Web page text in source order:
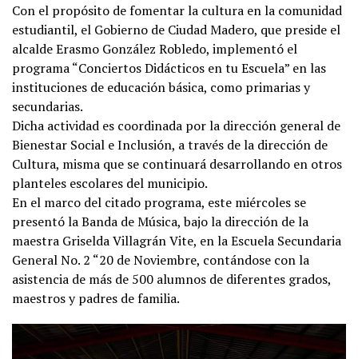
Con el propósito de fomentar la cultura en la comunidad
estudiantil, el Gobierno de Ciudad Madero, que preside el
alcalde Erasmo González Robledo, implementó el
programa “Conciertos Didácticos en tu Escuela” en las
instituciones de educación básica, como primarias y
secundarias.
Dicha actividad es coordinada por la dirección general de
Bienestar Social e Inclusión, a través de la dirección de
Cultura, misma que se continuará desarrollando en otros
planteles escolares del municipio.
En el marco del citado programa, este miércoles se
presentó la Banda de Música, bajo la dirección de la
maestra Griselda Villagrán Vite, en la Escuela Secundaria
General No. 2 “20 de Noviembre, contándose con la
asistencia de más de 500 alumnos de diferentes grados,
maestros y padres de familia.